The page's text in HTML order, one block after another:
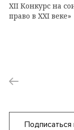
XII Конкурс на
право в XXI веке»
Подписаться